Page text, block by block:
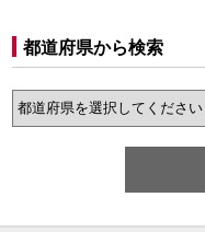
都道府県から検索